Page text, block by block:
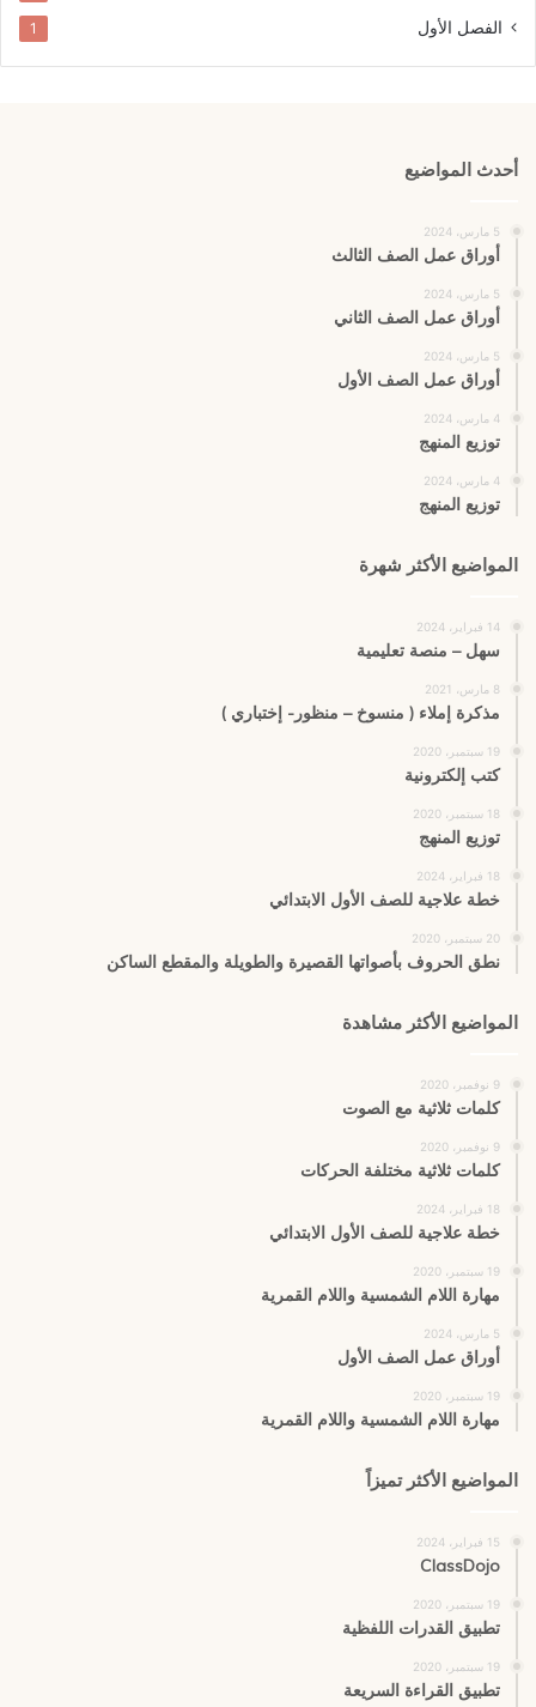
الفصل الأول 1
أحدث المواضيع
5 مارس، 2024
أوراق عمل الصف الثالث
5 مارس، 2024
أوراق عمل الصف الثاني
5 مارس، 2024
أوراق عمل الصف الأول
4 مارس، 2024
توزيع المنهج
4 مارس، 2024
توزيع المنهج
المواضيع الأكثر شهرة
14 فبراير، 2024
سهل – منصة تعليمية
8 مارس، 2021
مذكرة إملاء ( منسوخ – منظور- إختباري )
19 سبتمبر، 2020
كتب إلكترونية
18 سبتمبر، 2020
توزيع المنهج
18 فبراير، 2024
خطة علاجية للصف الأول الابتدائي
20 سبتمبر، 2020
نطق الحروف بأصواتها القصيرة والطويلة والمقطع الساكن
المواضيع الأكثر مشاهدة
9 نوفمبر، 2020
كلمات ثلاثية مع الصوت
9 نوفمبر، 2020
كلمات ثلاثية مختلفة الحركات
18 فبراير، 2024
خطة علاجية للصف الأول الابتدائي
19 سبتمبر، 2020
مهارة اللام الشمسية واللام القمرية
5 مارس، 2024
أوراق عمل الصف الأول
19 سبتمبر، 2020
مهارة اللام الشمسية واللام القمرية
المواضيع الأكثر تميزاً
15 فبراير، 2024
ClassDojo
19 سبتمبر، 2020
تطبيق القدرات اللفظية
19 سبتمبر، 2020
تطبيق القراءة السريعة